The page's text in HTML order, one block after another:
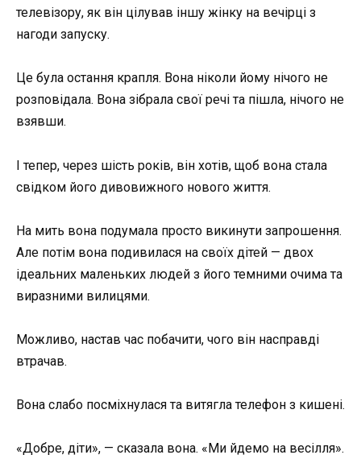
телевізору, як він цілував іншу жінку на вечірці з
нагоди запуску.
Це була остання крапля. Вона ніколи йому нічого не
розповідала. Вона зібрала свої речі та пішла, нічого не
взявши.
І тепер, через шість років, він хотів, щоб вона стала
свідком його дивовижного нового життя.
На мить вона подумала просто викинути запрошення.
Але потім вона подивилася на своїх дітей — двох
ідеальних маленьких людей з його темними очима та
виразними вилицями.
Можливо, настав час побачити, чого він насправді
втрачав.
Вона слабо посміхнулася та витягла телефон з кишені.
«Добре, діти», — сказала вона. «Ми йдемо на весілля».